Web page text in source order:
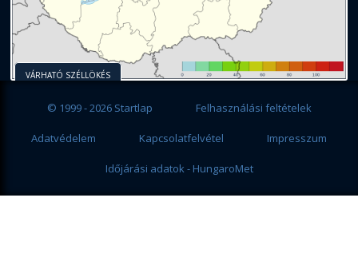
VÁRHATÓ SZÉLLÖKÉS
© 1999 - 2026 Startlap Felhasználási feltételek
Adatvédelem Kapcsolatfelvétel Impresszum
Időjárási adatok - HungaroMet